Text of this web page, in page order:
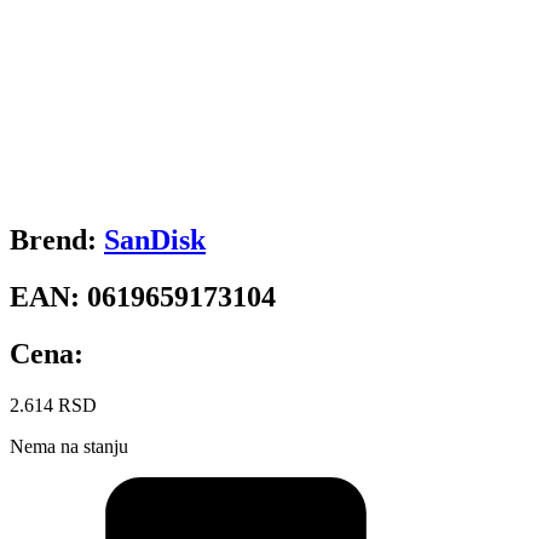
Brend: SanDisk
EAN: 0619659173104
Cena:
2.614 RSD
Nema na stanju